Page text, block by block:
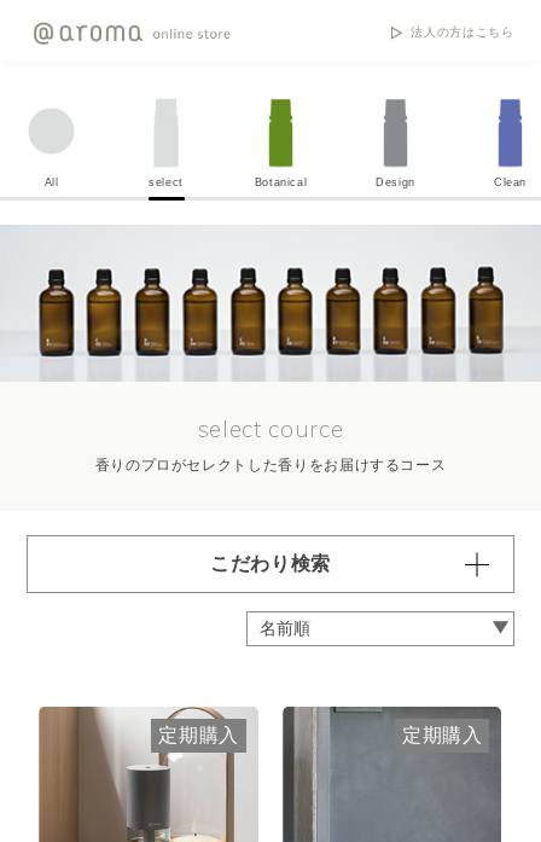
法人の方はこちら
All select Botanical Design Clean
select cource
香りのプロがセレクトした香りをお届けするコース
こだわり検索
容量・用途で絞り込む ※一つお選びください
定期 業務用オイル250ml
定期 業務用オイル450ml
定期購入 定期購入